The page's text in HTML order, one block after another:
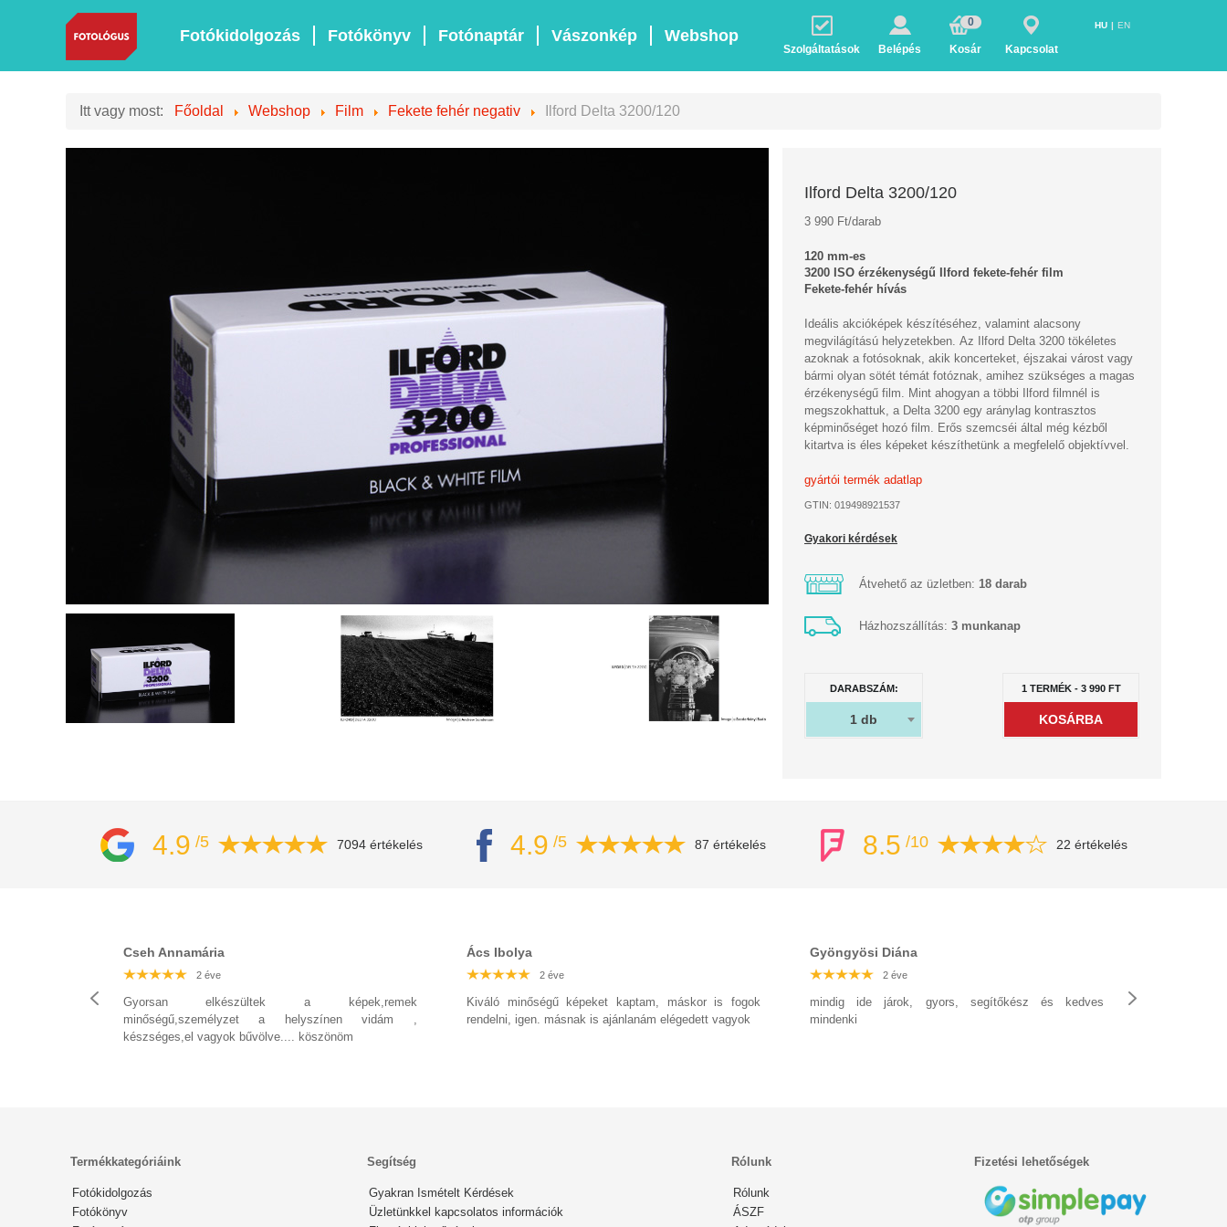
Fotókidolgozás Fotókönyv Fotónaptár Vászonkép Webshop
Szolgáltatások Belépés
0
Kosár Kapcsolat
HU EN
Itt vagy most: Főoldal Webshop Film Fekete fehér negativ Ilford Delta 3200/120
Ilford Delta 3200/120
3 990 Ft/darab
120 mm-es
3200 ISO érzékenységű Ilford fekete-fehér film
Fekete-fehér hívás
Ideális akcióképek készítéséhez, valamint alacsony
megvilágítású helyzetekben. Az Ilford Delta 3200 tökéletes
azoknak a fotósoknak, akik koncerteket, éjszakai várost vagy
bármi olyan sötét témát fotóznak, amihez szükséges a magas
érzékenységű film. Mint ahogyan a többi Ilford filmnél is
megszokhattuk, a Delta 3200 egy aránylag kontrasztos
képminőséget hozó film. Erős szemcséi által még kézből
kitartva is éles képeket készíthetünk a megfelelő objektívvel.
gyártói termék adatlap
GTIN: 019498921537
Gyakori kérdések
Átvehető az üzletben: 18 darab
Házhozszállítás: 3 munkanap
DARABSZÁM:
1 db
1 TERMÉK- 3 990FT
4.9 /5 7094 értékelés 4.9 /5 87 értékelés 8.5 /10 22 értékelés
Cseh Annamária
2 éve
Gyorsan elkészültek a képek,remek
minőségű,személyzet a helyszínen vidám ,
készséges,el vagyok bűvölve.... köszönöm
Ács Ibolya
2 éve
Kiváló minőségű képeket kaptam, máskor is fogok
rendelni, igen. másnak is ajánlanám elégedett vagyok
Gyöngyösi Diána
2 éve
mindig ide járok, gyors, segítőkész és kedves
mindenki
2 éve 2 éve 2 éve
2 éve 2 éve 2 éve
2 éve 2 éve 2 éve
2 éve 2 éve 2 éve
2 éve 2 éve 2 éve
2 éve 2 éve 2 éve
Termékkategóriáink
Fotókidolgozás
Fotókönyv
Segítség
Gyakran Ismételt Kérdések
Üzletünkkel kapcsolatos információk
Rólunk
Rólunk
ÁSZF
Fizetési lehetőségek